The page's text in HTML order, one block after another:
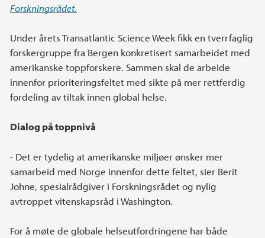
Forskningsrådet.
Under årets Transatlantic Science Week fikk en tverrfaglig
forskergruppe fra Bergen konkretisert samarbeidet med
amerikanske toppforskere. Sammen skal de arbeide
innenfor prioriteringsfeltet med sikte på mer rettferdig
fordeling av tiltak innen global helse.
Dialog på toppnivå
- Det er tydelig at amerikanske miljøer ønsker mer
samarbeid med Norge innenfor dette feltet, sier Berit
Johne, spesialrådgiver i Forskningsrådet og nylig
avtroppet vitenskapsråd i Washington.
For å møte de globale helseutfordringene har både